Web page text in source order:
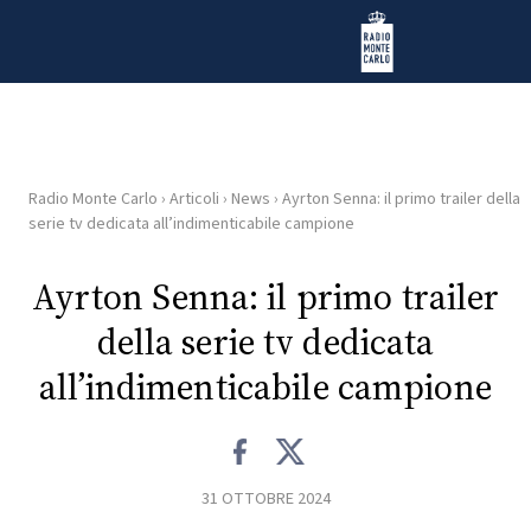
Radio Monte Carlo
HOME
RADIO
RADIO
Radio Monte Carlo › Articoli › News › Ayrton Senna: il primo trailer della
serie tv dedicata all’indimenticabile campione
Ayrton Senna: il primo trailer
della serie tv dedicata
all’indimenticabile campione
31 OTTOBRE 2024